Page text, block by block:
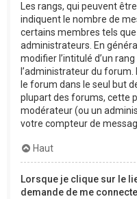
Les rangs, qui peuvent
indiquent le nombre de
certains membres tels
administrateurs. En
modifier l’intitulé d’un
l’administrateur du
le forum dans le seul but
plupart des forums, cette
modérateur (ou un
votre compteur de
Haut
Lorsque je clique sur le
demande de me